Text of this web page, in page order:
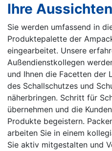
Ihre Aussichten
Sie werden umfassend in
Produktepalette der
eingearbeitet. Unsere
Außendienstkollegen
und Ihnen die Facetten der
des Schallschutzes und
näherbringen. Schritt für
übernehmen und die
Produkte begeistern.
arbeiten Sie in einem
Sie aktiv mitgestalten und